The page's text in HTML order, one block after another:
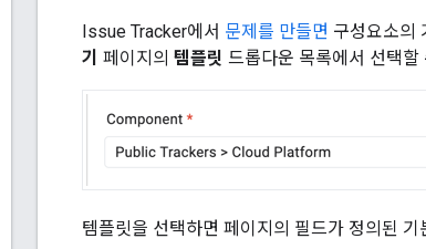
Issue Tracker에서 문제를 만들면 구성요소의
기 페이지의 템플릿 드롭다운 목록에서 선택할
템플릿을 선택하면 페이지의 필드가 정의된